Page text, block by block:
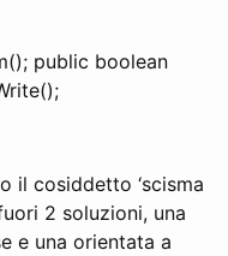
public boolean
il cosiddetto ‘scisma
2 soluzioni, una
e una orientata a